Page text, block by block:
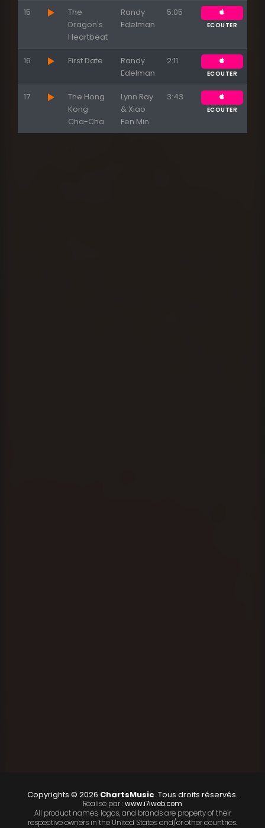
15
The
Dragon's
Heartbeat
Randy
Edelman
5:05
ECOUTER
16 First Date
Randy
Edelman
2:11
ECOUTER
17
The Hong
Kong
Cha-Cha
Lynn Ray
& Xiao
Fen Min
3:43
ECOUTER
Copyrights © 2026 ChartsMusic. Tous droits réservés.
Réalisé par :www.i7iweb.com
All product names, logos, and brands are property of their
respective owners in the United States and/or other countries.